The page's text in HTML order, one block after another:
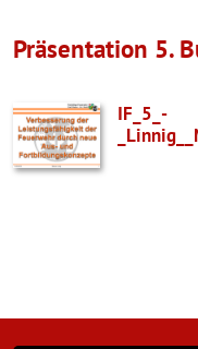
Präsentation 5.
IF_5_-